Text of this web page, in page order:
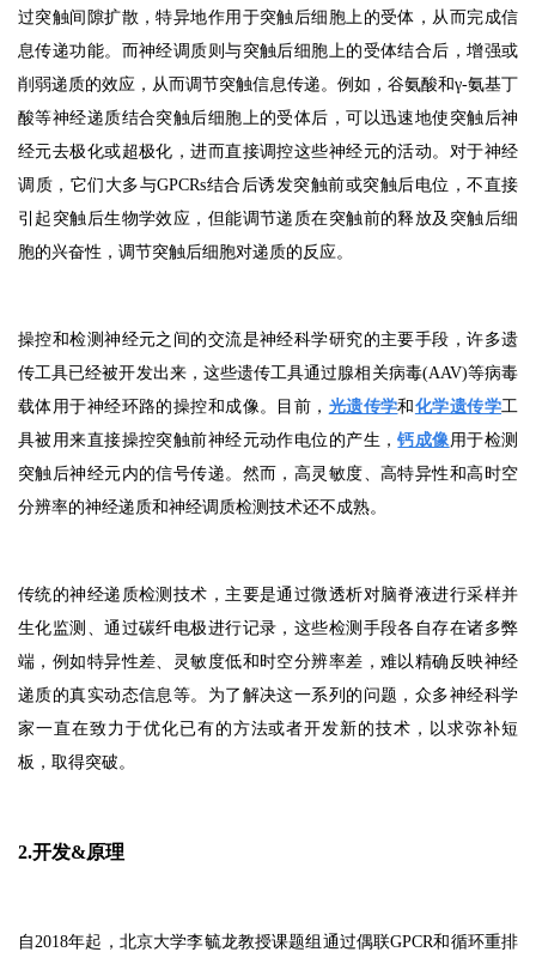
过突触间隙扩散，特异地作用于突触后细胞上的受体，从而完成信
息传递功能。而神经调质则与突触后细胞上的受体结合后，增强或
削弱递质的效应，从而调节突触信息传递。例如，谷氨酸和γ-氨基丁
酸等神经递质结合突触后细胞上的受体后，可以迅速地使突触后神
经元去极化或超极化，进而直接调控这些神经元的活动。 对于神经
调质，它们大多与GPCRs结合后诱发突触前或突触后电位，不直接
引起突触后生物学效应，但能调节递质在突触前的释放及突触后细
胞的兴奋性，调节突触后细胞对递质的反应。
操控和检测神经元之间的交流是神经科学研究的主要手段，许多遗
传工具已经被开发出来，这些遗传工具通过腺相关病毒(AAV)等病毒
载体用于神经环路的操控和成像。目前， 光遗传学和 化学遗传学工
具被用来直接操控突触前神经元动作电位的产生，钙成像用于检测
突触后神经元内的信号传递。然而，高灵敏度、高特异性和高时空
分辨率的神经递质和神经调质检测技术还不成熟。
传统的神经递质检测技术，主要是通过微透析对脑脊液进行采样并
生化监测、通过碳纤电极进行记录，这些检测手段各自存在诸多弊
端，例如特异性差、灵敏度低和时空分辨率差，难以精确反映神经
递质的真实动态信息等。为了解决这一系列的问题，众多神经科学
家一直在致力于优化已有的方法或者开发新的技术，以求弥补短
板，取得突破。
2.开发&原理
自2018年起， 北京大学李毓龙教授课题组通过偶联GPCR和循环重排